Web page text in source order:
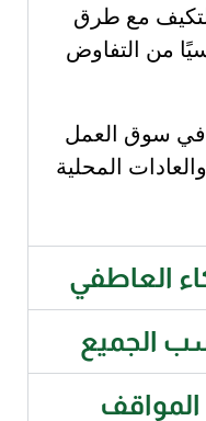
مع طرق
من التفاوض
في سوق العمل
المحلية
العاطفي
الجميع